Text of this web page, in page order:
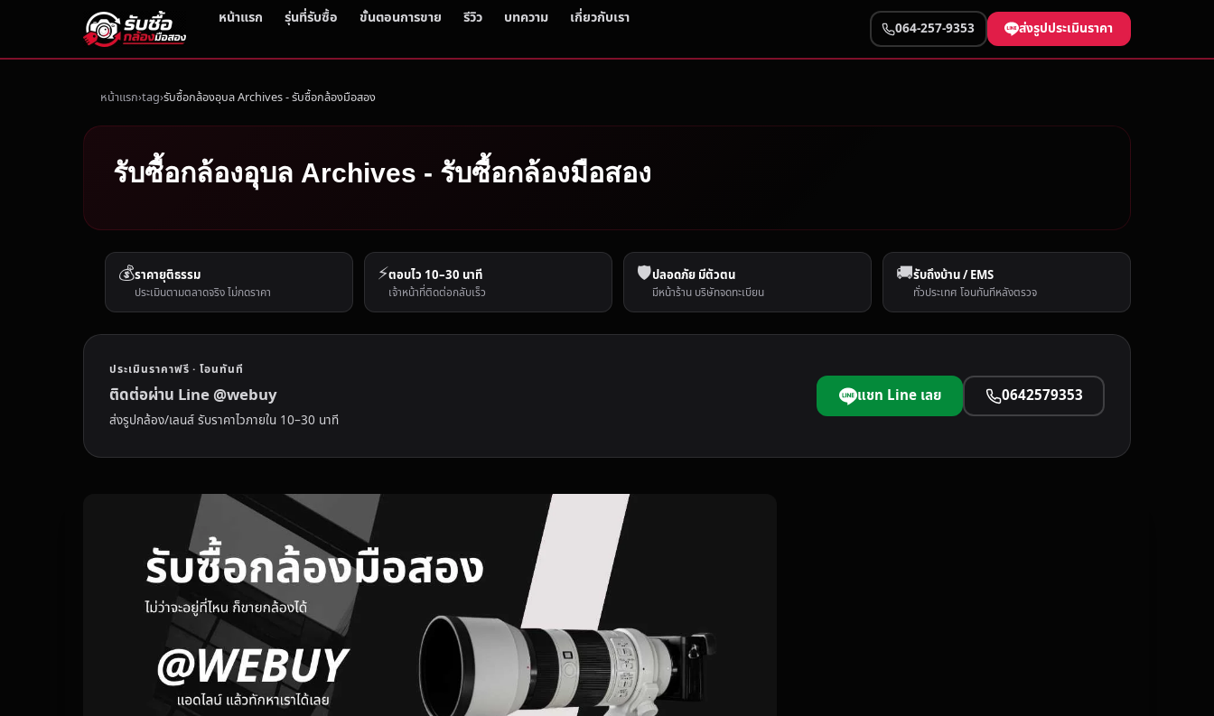
หน้าแรก รุ่นที่รับซื้อ ขั้นตอนการขาย รีวิว บทความ เกี่ยวกับเรา
064-257-9353 ส่งรูปประเมินราคา
หน้าแรก tag รับซื้อกล้องอุบล Archives - รับซื้อกล้องมือสอง
รับซื้อกล้องอุบล Archives - รับซื้อกล้องมือสอง
💰ราคายุติธรรม
ประเมินตามตลาดจริง ไม่กดราคา
⚡ตอบไว 10–30 นาที
เจ้าหน้าที่ติดต่อกลับเร็ว
🛡️ปลอดภัย มีตัวตน
มีหน้าร้าน บริษัทจดทะเบียน
🚚รับถึงบ้าน / EMS
ทั่วประเทศ โอนทันทีหลังตรวจ
ประเมินราคาฟรี · โอนทันที
ติดต่อผ่าน Line @webuy
ส่งรูปกล้อง/เลนส์ รับราคาไวภายใน 10–30 นาที
แชท Line เลย 0642579353